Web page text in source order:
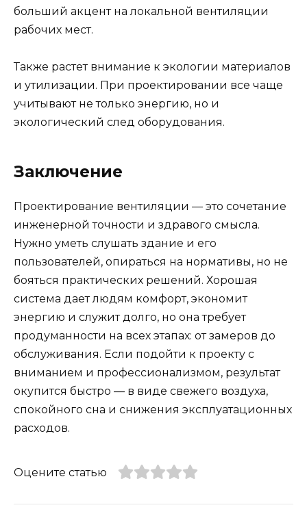
больший акцент на локальной вентиляции
рабочих мест.
Также растет внимание к экологии материалов
и утилизации. При проектировании все чаще
учитывают не только энергию, но и
экологический след оборудования.
Заключение
Проектирование вентиляции — это сочетание
инженерной точности и здравого смысла.
Нужно уметь слушать здание и его
пользователей, опираться на нормативы, но не
бояться практических решений. Хорошая
система дает людям комфорт, экономит
энергию и служит долго, но она требует
продуманности на всех этапах: от замеров до
обслуживания. Если подойти к проекту с
вниманием и профессионализмом, результат
окупится быстро — в виде свежего воздуха,
спокойного сна и снижения эксплуатационных
расходов.
Оцените статью